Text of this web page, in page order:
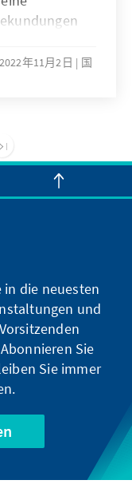
der
Auch
Vereinten
Stellung zu
darauf
der
zur
in
infolge
als eines
ES-
der
vier
Aber
2022年11月2日
国
in die neuesten
und
Sie
Sie immer